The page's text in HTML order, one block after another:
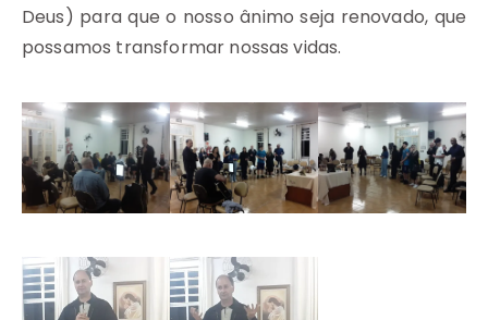
Deus) para que o nosso ânimo seja renovado, que
possamos transformar nossas vidas.